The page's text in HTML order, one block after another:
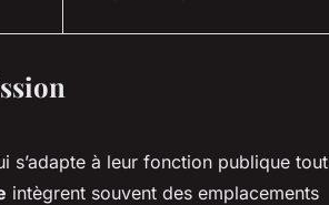
s’adapte à leur fonction publique tout
intègrent souvent des emplacements